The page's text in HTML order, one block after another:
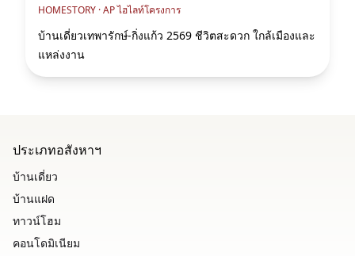
HOMESTORY ·AP ไฮไลท์โครงการ
บ้านเดี่ยวเทพารักษ์-กิ่งแก้ว 2569 ชีวิตสะดวก ใกล้เมืองและ
แหล่งงาน
ประเภทอสังหาฯ
บ้านเดี่ยว
บ้านแฝด
ทาวน์โฮม
คอนโดมิเนียม